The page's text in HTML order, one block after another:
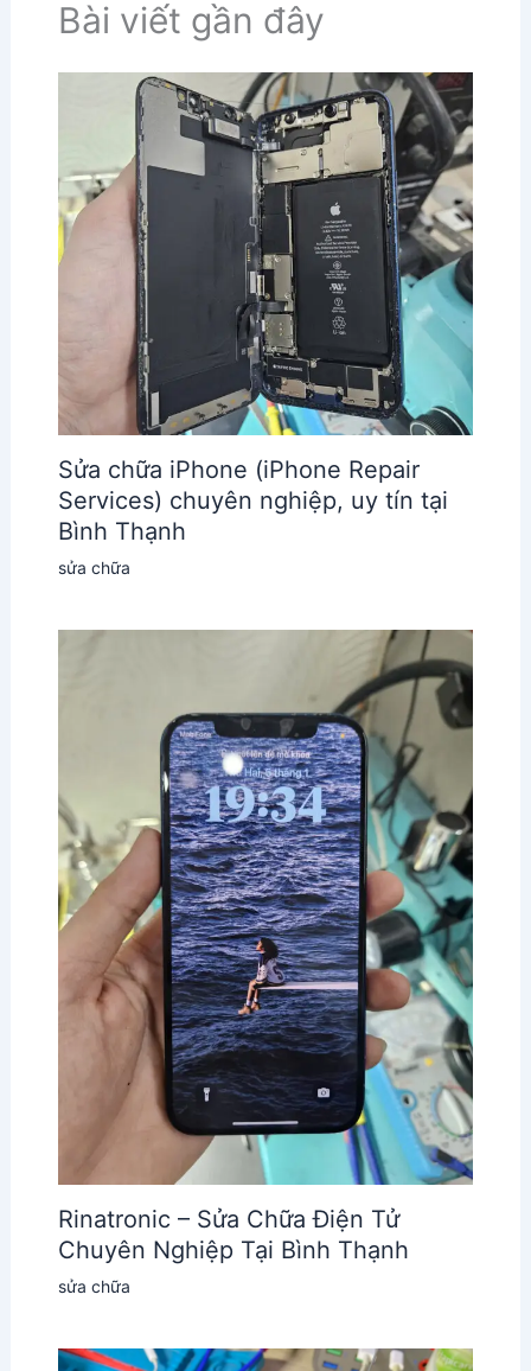
Bài viết gần đây
Sửa chữa iPhone (iPhone Repair
Services) chuyên nghiệp, uy tín tại
Bình Thạnh
sửa chữa
Rinatronic – Sửa Chữa Điện Tử
Chuyên Nghiệp Tại Bình Thạnh
sửa chữa